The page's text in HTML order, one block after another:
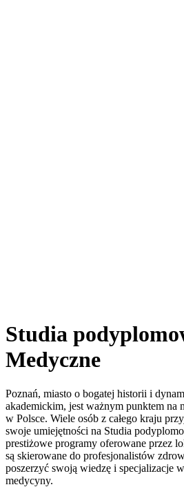
Studia
Medyczne
Poznań, miasto o bogatej historii i
akademickim, jest ważnym punktem na
w Polsce. Wiele osób z całego kraju
swoje umiejętności na Studia
prestiżowe programy oferowane przez
są skierowane do profesjonalistów
poszerzyć swoją wiedzę i specjalizacje
medycyny.